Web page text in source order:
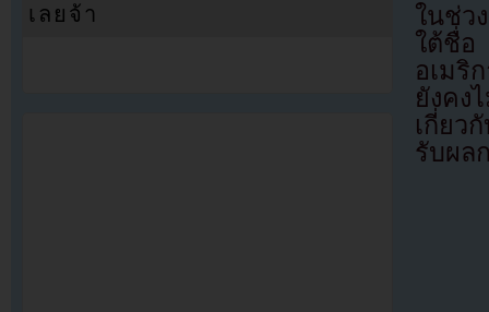
ในช่ว
ใต้ชื่อ
อเมริ
ยังคง
เกี่ยว
รับผล
เลยจ้า